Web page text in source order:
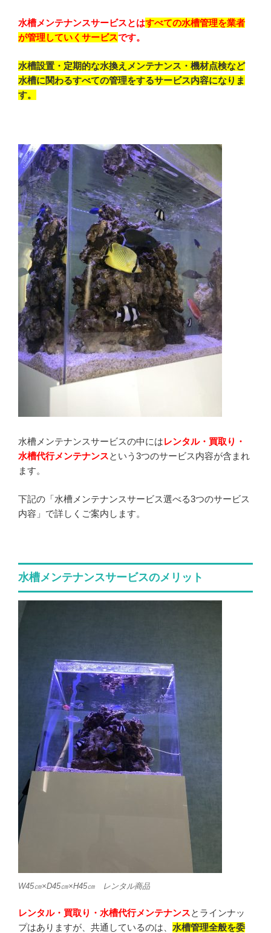
水槽メンテナンスサービスとはすべての水槽管理を業者
が管理していくサービスです。
水槽設置・定期的な水換えメンテナンス・機材点検など
水槽に関わるすべての管理をするサービス内容になりま
す。
水槽メンテナンスサービスの中にはレンタル・買取り・
水槽代行メンテナンスという3つのサービス内容が含まれ
ます。
下記の「水槽メンテナンスサービス選べる3つのサービス
内容」で詳しくご案内します。
水槽メンテナンスサービスのメリット
W45㎝×D45㎝×H45㎝ レンタル商品
レンタル・買取り・水槽代行メンテナンスとラインナッ
プはありますが、共通しているのは、 水槽管理全般を委